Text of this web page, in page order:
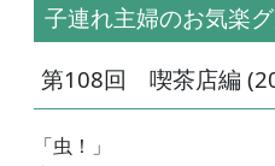
子連れ主婦のお気楽
第108回 喫茶店編
「虫！」